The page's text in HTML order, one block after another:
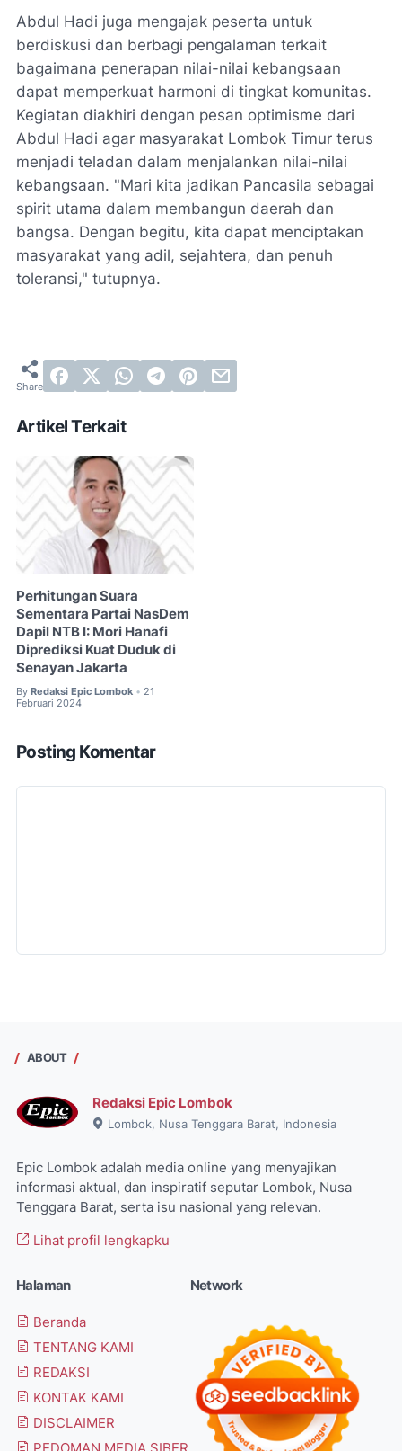
Abdul Hadi juga mengajak peserta untuk
berdiskusi dan berbagi pengalaman terkait
bagaimana penerapan nilai-nilai kebangsaan
dapat memperkuat harmoni di tingkat komunitas.
Kegiatan diakhiri dengan pesan optimisme dari
Abdul Hadi agar masyarakat Lombok Timur terus
menjadi teladan dalam menjalankan nilai-nilai
kebangsaan. "Mari kita jadikan Pancasila sebagai
spirit utama dalam membangun daerah dan
bangsa. Dengan begitu, kita dapat menciptakan
masyarakat yang adil, sejahtera, dan penuh
toleransi," tutupnya.
Artikel Terkait
Perhitungan Suara
Sementara Partai NasDem
Dapil NTB I: Mori Hanafi
Diprediksi Kuat Duduk di
Senayan Jakarta
By Redaksi Epic Lombok • 21
Februari 2024
Posting Komentar
ABOUT
Redaksi Epic Lombok
Lombok, Nusa Tenggara Barat, Indonesia
Epic Lombok adalah media online yang menyajikan
informasi aktual, dan inspiratif seputar Lombok, Nusa
Tenggara Barat, serta isu nasional yang relevan.
Lihat profil lengkapku
Halaman
Beranda
TENTANG KAMI
REDAKSI
KONTAK KAMI
DISCLAIMER
Network